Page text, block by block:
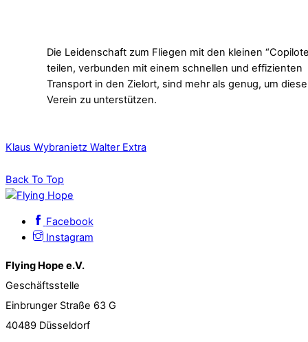
Die Leidenschaft zum Fliegen mit den kleinen
teilen, verbunden mit einem schnellen und effizienten
Transport in den Zielort, sind mehr als genug, um
Verein zu unterstützen.
Klaus Wybranietz Walter Extra
Back To Top
Facebook
Instagram
Flying Hope e.V.
Geschäftsstelle
Einbrunger Straße 63 G
40489 Düsseldorf